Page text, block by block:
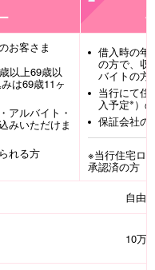
お客さま
以上69歳以
は69歳11ヶ
アルバイト・
みいただけま
れる方
借入時の年
の方で、収
バイトの方
当行にて住
入予定※）
保証会社の
※当行住宅ロ
承認済の方
自由
10万